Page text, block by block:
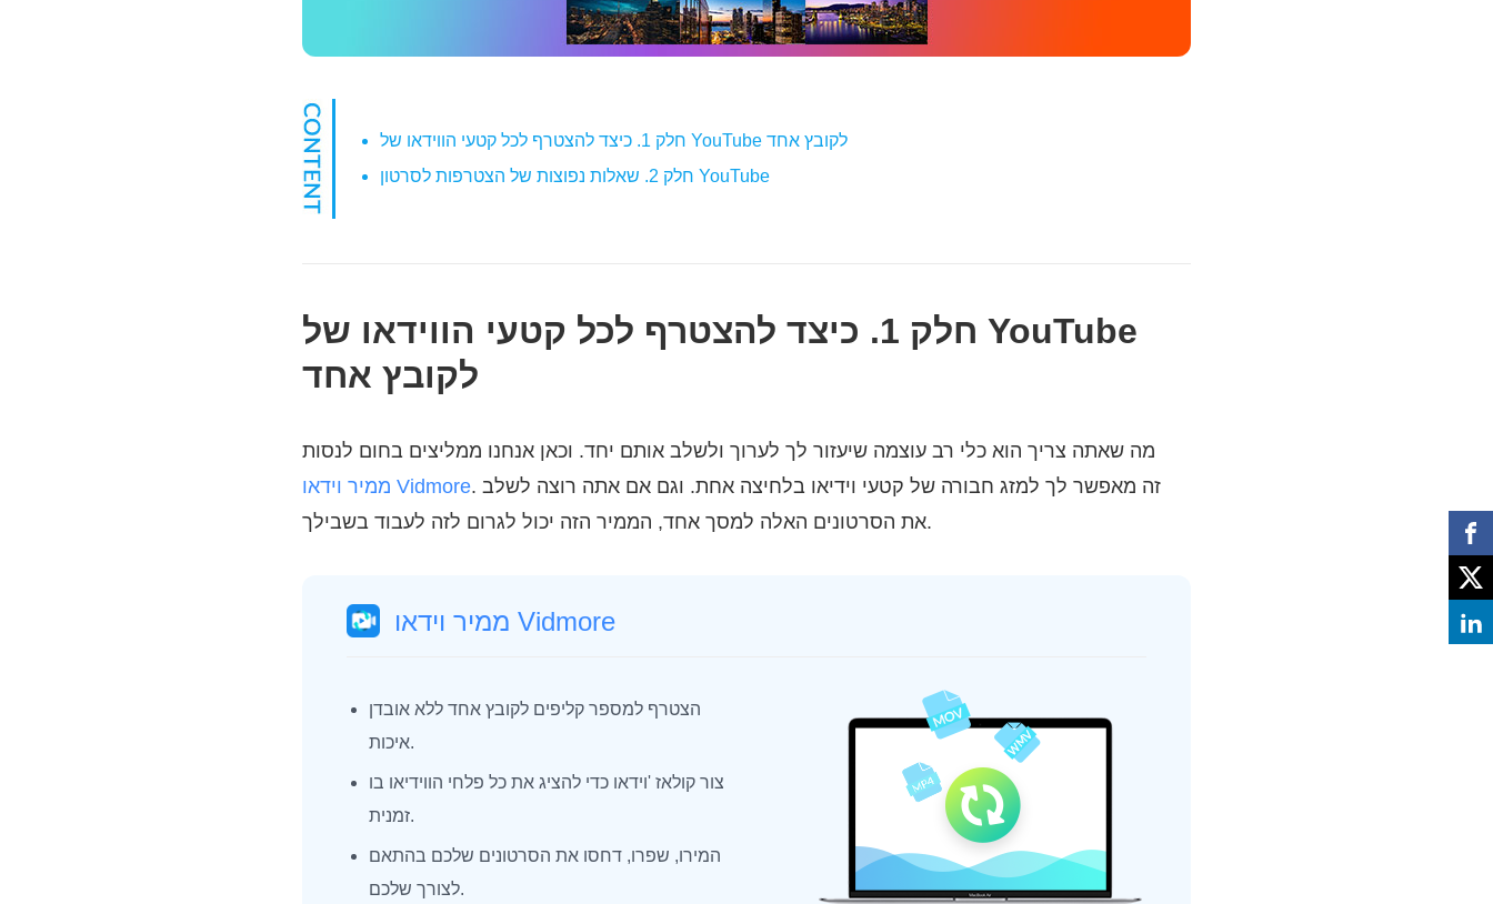
חלק 1. כיצד להצטרף לכל קטעי הווידאו של YouTube לקובץ אחד
חלק 2. שאלות נפוצות של הצטרפות לסרטון YouTube
חלק 1. כיצד להצטרף לכל קטעי הווידאו של YouTube
לקובץ אחד
מה שאתה צריך הוא כלי רב עוצמה שיעזור לך לערוך ולשלב אותם יחד. וכאן אנחנו ממליצים בחום לנסות
ממיר וידאו Vidmore. זה מאפשר לך למזג חבורה של קטעי וידיאו בלחיצה אחת. וגם אם אתה רוצה לשלב
את הסרטונים האלה למסך אחד, הממיר הזה יכול לגרום לזה לעבוד בשבילך.
ממיר וידאו Vidmore
הצטרף למספר קליפים לקובץ אחד ללא אובדן
איכות.
צור קולאז 'וידאו כדי להציג את כל פלחי הווידיאו בו
זמנית.
המירו, שפרו, דחסו את הסרטונים שלכם בהתאם
לצורך שלכם.